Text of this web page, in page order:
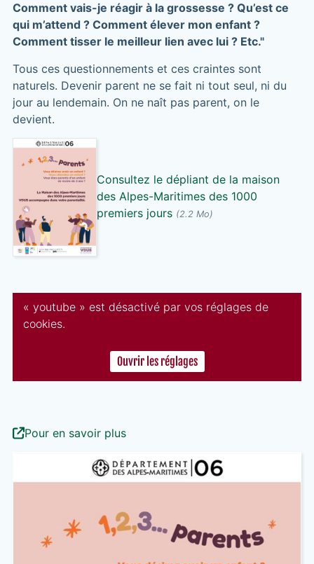
Comment vais-je réagir à la grossesse ? Qu’est ce
qui m’attend ? Comment élever mon enfant ?
Comment tisser le meilleur lien avec lui ? Etc."
Tous ces questionnements et ces craintes sont
naturels. Devenir parent ne se fait ni tout seul, ni du
jour au lendemain. On ne naît pas parent, on le
devient.
Consultez le dépliant de la maison
des Alpes-Maritimes des 1000
premiers jours (2.2 Mo)
« youtube » est désactivé par vos réglages de
cookies.
Ouvrir les réglages
Pour en savoir plus